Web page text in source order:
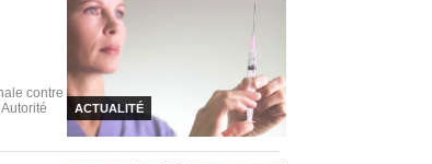
ACTUALITÉ
contre